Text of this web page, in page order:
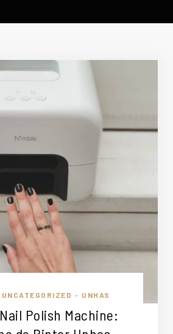
UNCATEGORIZED • UNHAS
Polish Machine: